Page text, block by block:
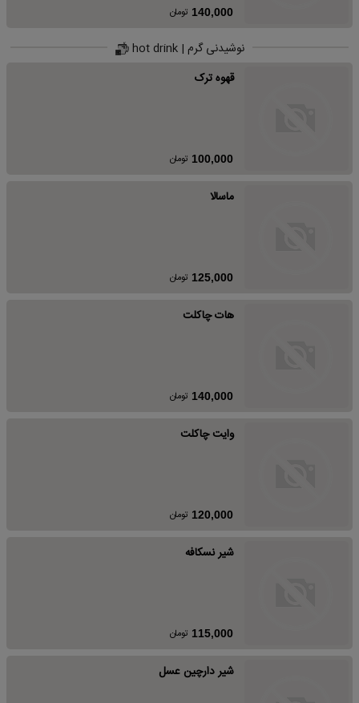
140,000 تومان
نوشیدنی گرم | hot drink
قهوه ترک
100,000 تومان
ماسالا
125,000 تومان
هات چاکلت
140,000 تومان
وایت چاکلت
120,000 تومان
شیر نسکافه
115,000 تومان
شیر دارچین عسل